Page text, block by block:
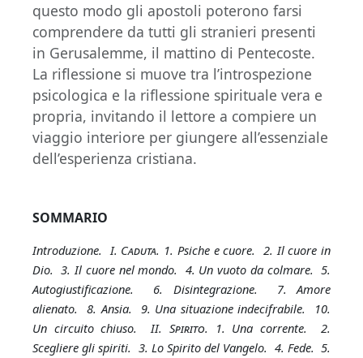
questo modo gli apostoli poterono farsi
comprendere da tutti gli stranieri presenti
in Gerusalemme, il mattino di Pentecoste.
La riflessione si muove tra l’introspezione
psicologica e la riflessione spirituale vera e
propria, invitando il lettore a compiere un
viaggio interiore per giungere all’essenziale
dell’esperienza cristiana.
SOMMARIO
Introduzione. I. Caduta. 1. Psiche e cuore. 2. Il cuore in
Dio. 3. Il cuore nel mondo. 4. Un vuoto da colmare. 5.
Autogiustificazione. 6. Disintegrazione. 7. Amore
alienato. 8. Ansia. 9. Una situazione indecifrabile. 10.
Un circuito chiuso. II. Spirito. 1. Una corrente. 2.
Scegliere gli spiriti. 3. Lo Spirito del Vangelo. 4. Fede. 5.